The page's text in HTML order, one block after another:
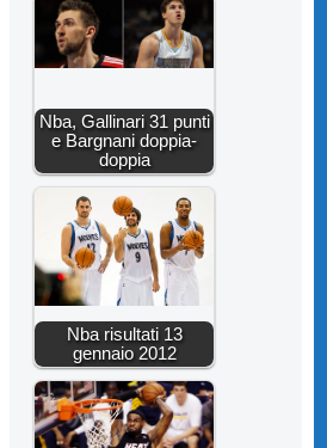
Nba, Gallinari 31 punti
e Bargnani doppia-
doppia
Nba risultati 13
gennaio 2012